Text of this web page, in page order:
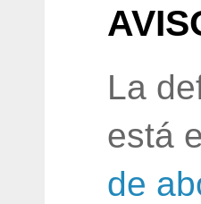
La
está
de